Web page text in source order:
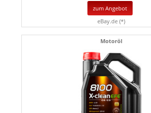
zum Angebot
eBay.de (*)
Motoröl